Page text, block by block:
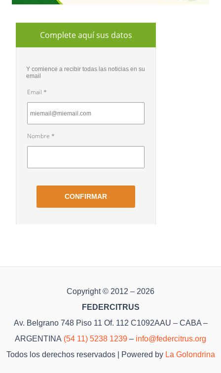
Copyright © 2012 – 2026
FEDERCITRUS
Av. Belgrano 748 Piso 11 Of. 112 C1092AAU – CABA –
ARGENTINA (54 11) 5238 1239 – info@federcitrus.org
Todos los derechos reservados | Powered by La Golondrina